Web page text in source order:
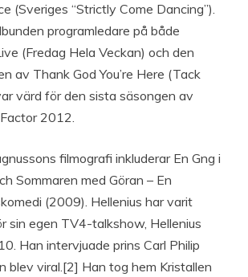
(Sveriges “Strictly Come Dancing”).
programledare på både
(Fredag Hela Veckan) och den
av Thank God You’re Here (Tack
värd för den sista säsongen av
2012.
filmografi inkluderar En Gng i
Sommaren med Göran – En
(2009). Hellenius har varit
sin egen TV4-talkshow, Hellenius
Han intervjuade prins Carl Philip
blev viral.[2] Han tog hem Kristallen